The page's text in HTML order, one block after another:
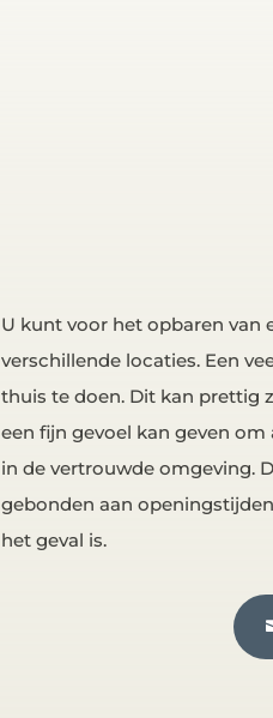
U kunt voor het opbaren van
verschillende locaties. Een
thuis te doen. Dit kan prettig
een fijn gevoel kan geven
in de vertrouwde omgeving.
gebonden aan
het geval is.